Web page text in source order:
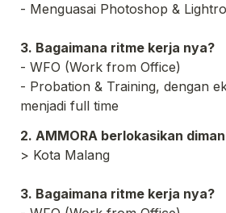
- Menguasai Photoshop &
3. Bagaimana ritme kerja nya?
- WFO (Work from Office)
- Probation & Training, dengan
menjadi full time
2. AMMORA berlokasikan
3. Bagaimana ritme kerja nya?